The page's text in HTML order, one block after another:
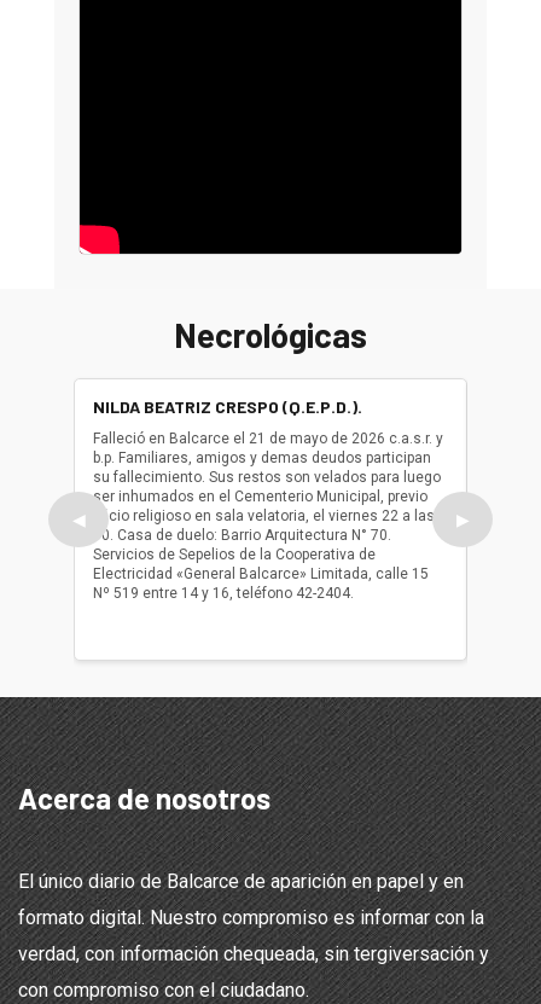
Necrológicas
◀
NILDA BEATRIZ CRESPO (Q.E.P.D.).
Falleció en Balcarce el 21 de mayo de 2026 c.a.s.r. y
b.p. Familiares, amigos y demas deudos participan
su fallecimiento. Sus restos son velados para luego
ser inhumados en el Cementerio Municipal, previo
oficio religioso en sala velatoria, el viernes 22 a las
10. Casa de duelo: Barrio Arquitectura N° 70.
Servicios de Sepelios de la Cooperativa de
Electricidad «General Balcarce» Limitada, calle 15
Nº 519 entre 14 y 16, teléfono 42-2404.
ser
oficio
▶
Acerca de nosotros
El único diario de Balcarce de aparición en papel y en
formato digital. Nuestro compromiso es informar con la
verdad, con información chequeada, sin tergiversación y
con compromiso con el ciudadano.